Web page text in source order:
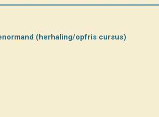
(herhaling/opfris cursus)